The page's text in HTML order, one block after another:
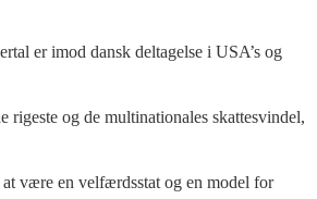
er imod dansk deltagelse i USA’s og
og de multinationales skattesvindel,
være en velfærdsstat og en model for